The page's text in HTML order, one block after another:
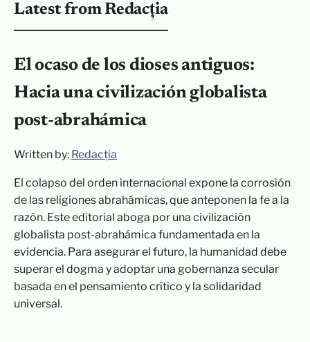
Latest from Redacția
El ocaso de los dioses antiguos:
Hacia una civilización globalista
post-abrahámica
Written by: Redacția
El colapso del orden internacional expone la corrosión
de las religiones abrahámicas, que anteponen la fe a la
razón. Este editorial aboga por una civilización
globalista post-abrahámica fundamentada en la
evidencia. Para asegurar el futuro, la humanidad debe
superar el dogma y adoptar una gobernanza secular
basada en el pensamiento crítico y la solidaridad
universal.